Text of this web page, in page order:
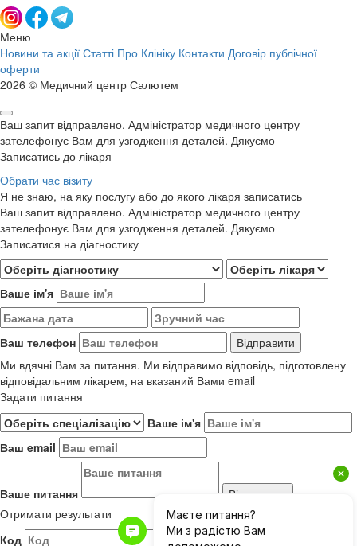
Меню
Новини та акції Статті Про Клініку Контакти Договір публічної
оферти
2026 © Медичний центр Салютем
Ваш запит відправлено. Адміністратор медичного центру
зателефонує Вам для узгодження деталей. Дякуємо
Записатись до лікаря
Обрати час візиту
Я не знаю, на яку послугу або до якого лікаря записатись
Ваш запит відправлено. Адміністратор медичного центру
зателефонує Вам для узгодження деталей. Дякуємо
Записатися на діагностику
Ваше ім'я
Ваш телефон
Ми вдячні Вам за питання. Ми відправимо відповідь, підготовлену
відповідальним лікарем, на вказаний Вами email
Задати питання
Ваше ім'я
Ваш email
Ваше питання
Отримати результати
Код
Результати до 01.06.2019